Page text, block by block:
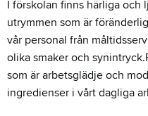
I förskolan finns härliga och
utrymmen som är
vår personal från
olika smaker och
som är arbetsglädje och
ingredienser i vårt dagliga